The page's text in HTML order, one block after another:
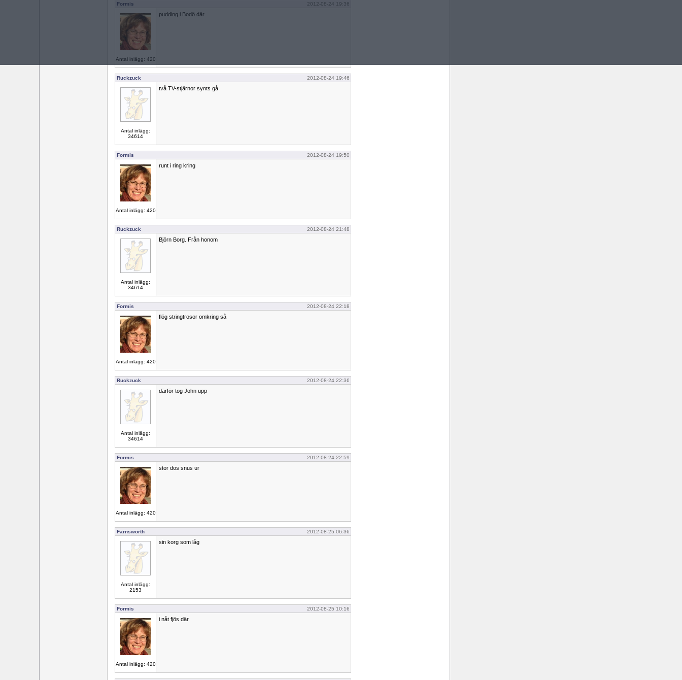
Formis 2012-08-24 19:36
Antal inlägg: 420
pudding i Bodö där
Ruckzuck 2012-08-24 19:46
Antal inlägg:
34614
två TV-stjärnor synts gå
Formis 2012-08-24 19:50
Antal inlägg: 420
runt i ring kring
Ruckzuck 2012-08-24 21:48
Antal inlägg:
34614
Björn Borg. Från honom
Formis 2012-08-24 22:18
Antal inlägg: 420
flög stringtrosor omkring så
Ruckzuck 2012-08-24 22:36
Antal inlägg:
34614
därför tog John upp
Formis 2012-08-24 22:59
Antal inlägg: 420
stor dos snus ur
Farnsworth 2012-08-25 06:36
Antal inlägg:
2153
sin korg som låg
Formis 2012-08-25 10:16
Antal inlägg: 420
i nåt fjös där